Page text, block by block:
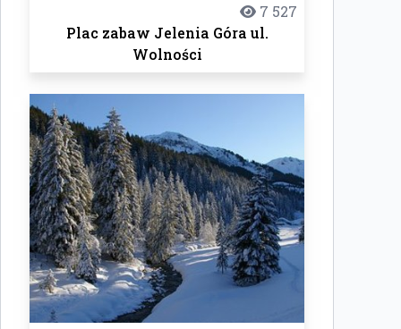
7 527
Plac zabaw Jelenia Góra ul.
Wolności